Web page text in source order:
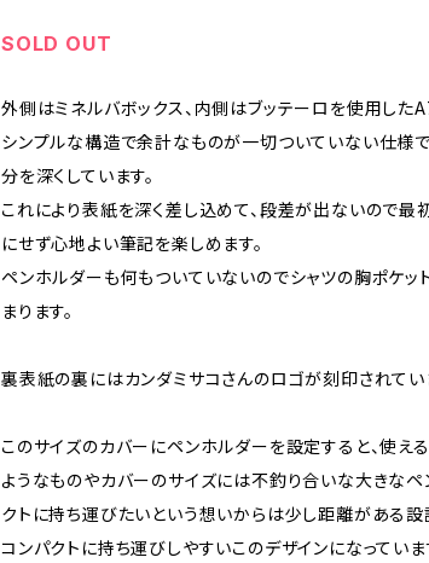
SOLD OUT
外側はミネルバボックス、内側はブッテーロを使用した
シンプルな構造で余計なものが一切ついていない仕様
分を深くしています。
これにより表紙を深く差し込めて、段差が出ないので
にせず心地よい筆記を楽しめます。
ペンホルダーも何もついていないのでシャツの胸ポケッ
まります。
裏表紙の裏にはカンダミサコさんのロゴが刻印されてい
このサイズのカバーにペンホルダーを設定すると、使え
ようなものやカバーのサイズには不釣り合いな大きな
クトに持ち運びたいという想いからは少し距離がある設
コンパクトに持ち運びしやすいこのデザインになっていま